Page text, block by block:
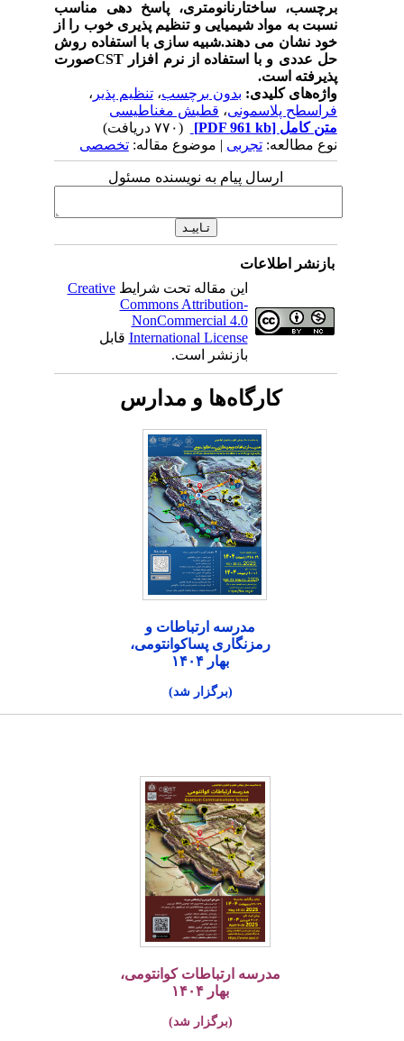
برچسب، ساختارنانومتری، پاسخ ­دهی مناسب
نسبت به مواد شیمیایی و تنظیم­ پذیری خوب را از
خود نشان می دهند.شبیه ­سازی با استفاده روش
حل عددی و با استفاده از نرم افزارCSTصورت
پذیرفته است.
واژه‌های کلیدی:بدون برچسب،تنظیم پذیر،
فراسطح پلاسمونی،قطبش مغناطیسی
متن کامل[PDF 961 kb]
نوع مطالعه:تجربی| موضوع مقاله:تخصصی
ارسال پیام به نویسنده مسئول
بازنشر اطلاعات
این مقاله تحت شرایطCreative
Commons Attribution-
NonCommercial 4.0
International Licenseقابل
بازنشر است.
کارگاه‌ها و مدارس
مدرسه ارتباطات و
رمزنگاری پساکوانتومی،
بهار ۱۴۰۴
(برگزار شد)
مدرسه ارتباطات کوانتومی،
بهار ۱۴۰۴
(برگزار شد)